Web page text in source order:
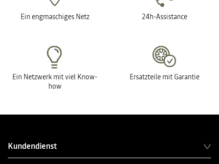
Ein engmaschiges Netz 24h-Assistance
Ein Netzwerk mit viel Know-
how
Ersatzteile mit Garantie
Kundendienst